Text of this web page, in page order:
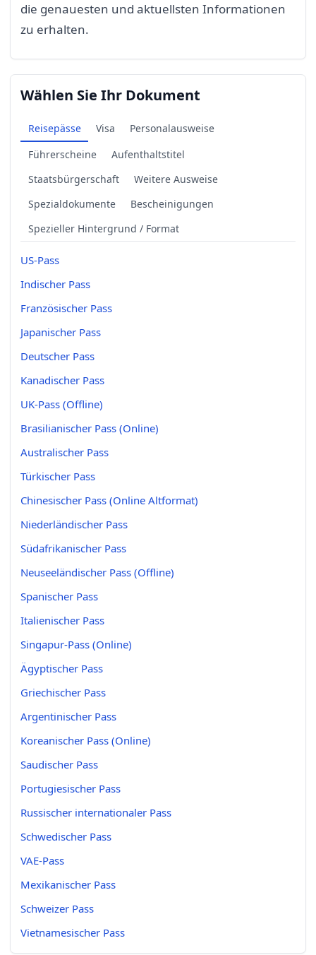
die genauesten und aktuellsten Informationen
zu erhalten.
Wählen Sie Ihr Dokument
Reisepässe Visa
Personalausweise
Führerscheine
Aufenthaltstitel
Staatsbürgerschaft
Weitere Ausweise
Spezialdokumente
Bescheinigungen
Spezieller Hintergrund / Format
US-Pass
Indischer Pass
Französischer Pass
Japanischer Pass
Deutscher Pass
Kanadischer Pass
UK-Pass (Offline)
Brasilianischer Pass (Online)
Australischer Pass
Türkischer Pass
Chinesischer Pass (Online Altformat)
Niederländischer Pass
Südafrikanischer Pass
Neuseeländischer Pass (Offline)
Spanischer Pass
Italienischer Pass
Singapur-Pass (Online)
Ägyptischer Pass
Griechischer Pass
Argentinischer Pass
Koreanischer Pass (Online)
Saudischer Pass
Portugiesischer Pass
Russischer internationaler Pass
Schwedischer Pass
VAE-Pass
Mexikanischer Pass
Schweizer Pass
Vietnamesischer Pass